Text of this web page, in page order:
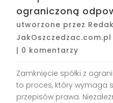
ograniczoną
utworzone przez
JakOszczedzac.com.pl
| 0 komentarzy
Zamknięcie spółki z
to proces, który wymaga
przepisów prawa.